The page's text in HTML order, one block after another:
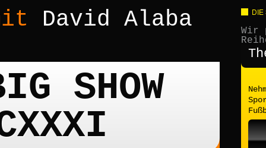
David Alaba
SHOW
DIE
Wir